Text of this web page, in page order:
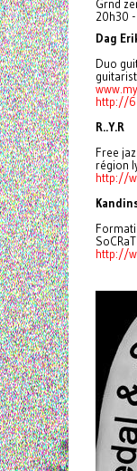
Grnd
20h30
Dag
Duo
http://
R..Y.R
Free
région
http://
http://